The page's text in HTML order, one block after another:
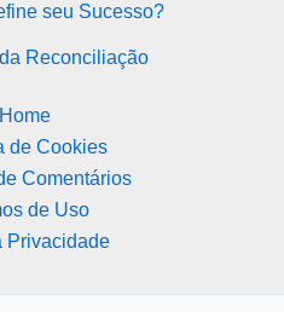
seu Sucesso?
Reconciliação
Home
de Cookies
Comentários
de Uso
Privacidade